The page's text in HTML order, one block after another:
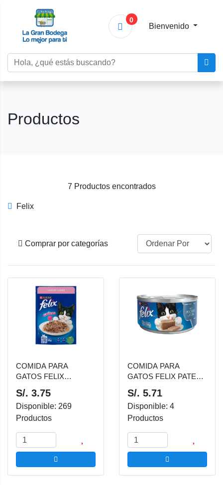
0
Bienvenido
Productos
7 Productos encontrados
Felix
Comprar por categorías
COMIDA PARA
GATOS FELIX
CARNE 85 GR
S/. 3.75
Disponible: 269
Productos
COMIDA PARA
GATOS FELIX PATE
156 GR
S/. 5.71
Disponible: 4
Productos